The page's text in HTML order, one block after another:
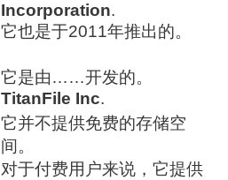
Incorporation.
它也是于2011年推出的。
它是由……开发的。
TitanFile Inc.
它并不提供免费的存储空
间。
对于付费用户来说，它提供